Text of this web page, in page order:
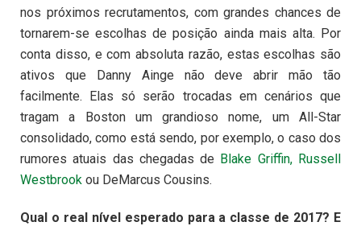
nos próximos recrutamentos, com grandes chances de
tornarem-se escolhas de posição ainda mais alta. Por
conta disso, e com absoluta razão, estas escolhas são
ativos que Danny Ainge não deve abrir mão tão
facilmente. Elas só serão trocadas em cenários que
tragam a Boston um grandioso nome, um All-Star
consolidado, como está sendo, por exemplo, o caso dos
rumores atuais das chegadas de Blake Griffin, Russell
Westbrook ou DeMarcus Cousins.
Qual o real nível esperado para a classe de 2017? E